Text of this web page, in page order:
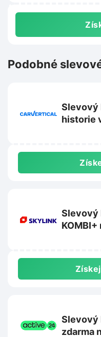
Podobné
Slevový
historie
Slevový kupón
KOMBI+
Slevový
zdarma